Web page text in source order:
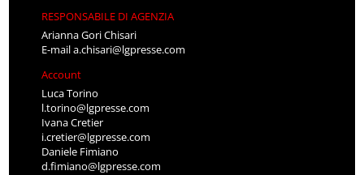
RESPONSABILE DI AGENZIA
Arianna Gori Chisari
E-maila.chisari@lgpresse.com
Account
Luca Torino
l.torino@lgpresse.com
Ivana Cretier
i.cretier@lgpresse.com
Daniele Fimiano
d.fimiano@lgpresse.com